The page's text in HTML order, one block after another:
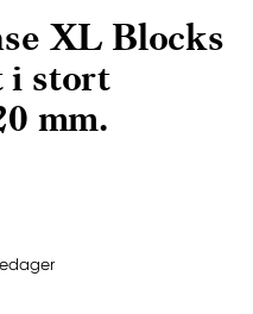
XL Blocks
i stort
mm.